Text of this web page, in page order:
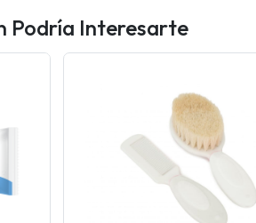
Podría Interesarte